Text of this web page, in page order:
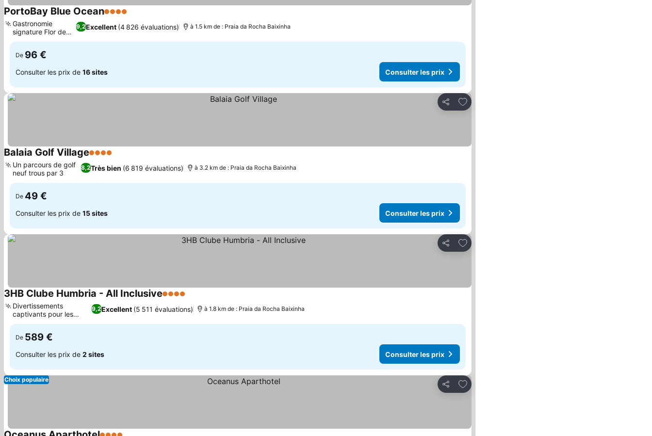
PortoBay Blue Ocean4 Étoiles
9,2Excellent (4 826 évaluations)
Gastronomie
signature Flor de
Sal
à 1.5 km de : Praia da Rocha Baixinha
De 96 €
Consulter les prix de 16 sites Consulter les prix
Partager
Ajouter à mes favoris
Balaia Golf Village4 Étoiles
8,2Très bien (6 819 évaluations)
Un parcours de golf
neuf trous par 3
à 3.2 km de : Praia da Rocha Baixinha
De 49 €
Consulter les prix de 15 sites Consulter les prix
Partager
Ajouter à mes favoris
3HB Clube Humbria - All Inclusive4 Étoiles
9,2Excellent (5 511 évaluations)
Divertissements
captivants pour les
enfants
à 1.8 km de : Praia da Rocha Baixinha
De 589 €
Consulter les prix de 2 sites Consulter les prix
Partager
Ajouter à mes favoris
Choix populaire